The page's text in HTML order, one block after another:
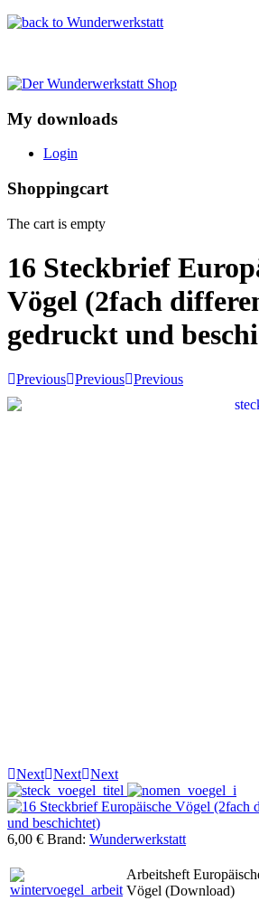
My downloads
Login
Shoppingcart
The cart is empty
16 Steckbrief
Vögel (2fach
gedruckt und
Previous Previous Previous
Next Next Next
6,00 € Brand: Wunderwerkstatt
Arbeitsheft
Vögel (Download)